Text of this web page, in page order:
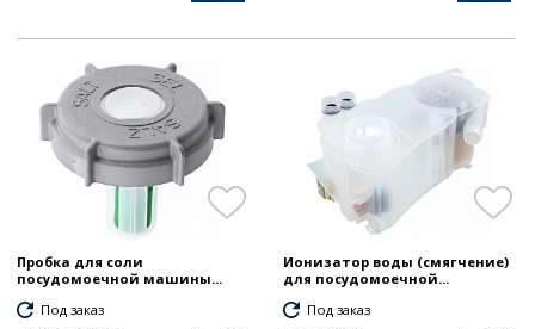
Пробка для соли
посудомоечной машины...
Под заказ
Ионизатор воды (смягчение)
для посудомоечной...
Под заказ